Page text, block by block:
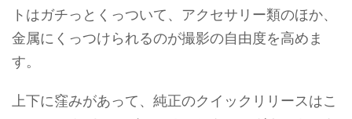
トはガチっとくっついて、アクセサリー類のほか、
金属にくっつけられるのが撮影の自由度を高めま
す。
上下に窪みがあって、純正のクイックリリースはこ